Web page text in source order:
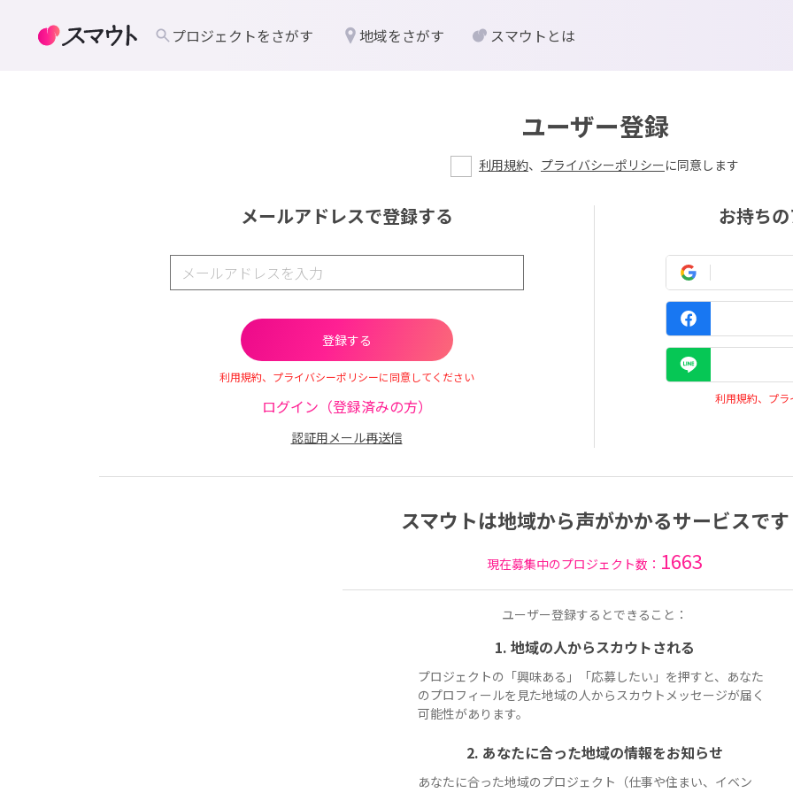
ユーザー登録
利用規約、 プライバシーポリシーに同意します
メールアドレスで登録する
利用規約、プライバシーポリシーに同意してください
ログイン（登録済みの方）
認証用メール再送信
お持ち
利用規約、プ
スマウトは地域から声がかかるサービスです
現在募集中のプロジェクト数： 1663
ユーザー登録するとできること：
1. 地域の人からスカウトされる
プロジェクトの「興味ある」「応募したい」を押すと、あなた
のプロフィールを見た地域の人からスカウトメッセージが届く
可能性があります。
2. あなたに合った地域の情報をお知らせ
あなたに合った地域のプロジェクト（仕事や住まい、イベン
プロジェクトをさがす 地域をさがす スマウトとは